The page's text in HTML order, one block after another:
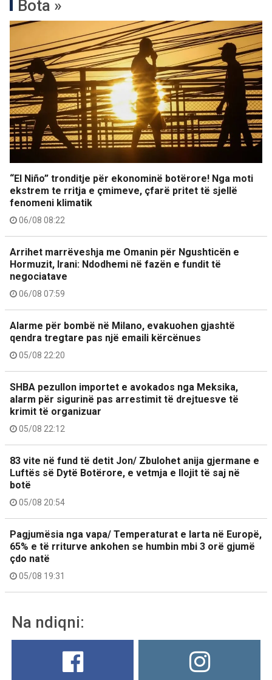
Bota »
“El Niño” tronditje për ekonominë botërore! Nga moti
ekstrem te rritja e çmimeve, çfarë pritet të sjellë
fenomeni klimatik
06/08 08:22
Arrihet marrëveshja me Omanin për Ngushticën e
Hormuzit, Irani: Ndodhemi në fazën e fundit të
negociatave
06/08 07:59
Alarme për bombë në Milano, evakuohen gjashtë
qendra tregtare pas një emaili kërcënues
05/08 22:20
SHBA pezullon importet e avokados nga Meksika,
alarm për sigurinë pas arrestimit të drejtuesve të
krimit të organizuar
05/08 22:12
83 vite në fund të detit Jon/ Zbulohet anija gjermane e
Luftës së Dytë Botërore, e vetmja e llojit të saj në
botë
05/08 20:54
Pagjumësia nga vapa/ Temperaturat e larta në Europë,
65% e të rriturve ankohen se humbin mbi 3 orë gjumë
çdo natë
05/08 19:31
Na ndiqni: